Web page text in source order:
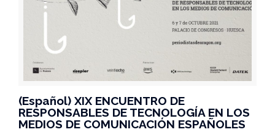
(Español) XIX ENCUENTRO DE
RESPONSABLES DE TECNOLOGÍA EN LOS
MEDIOS DE COMUNICACIÓN ESPAÑOLES